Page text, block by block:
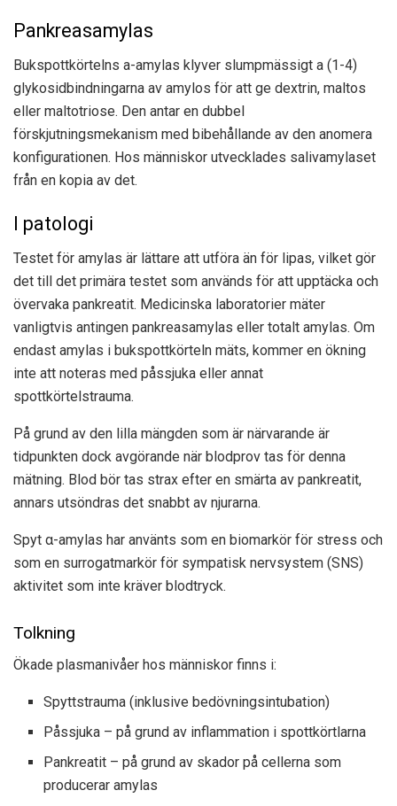
Pankreasamylas
Bukspottkörtelns a-amylas klyver slumpmässigt a (1-4)
glykosidbindningarna av amylos för att ge dextrin, maltos
eller maltotriose. Den antar en dubbel
förskjutningsmekanism med bibehållande av den anomera
konfigurationen. Hos människor utvecklades salivamylaset
från en kopia av det.
I patologi
Testet för amylas är lättare att utföra än för lipas, vilket gör
det till det primära testet som används för att upptäcka och
övervaka pankreatit. Medicinska laboratorier mäter
vanligtvis antingen pankreasamylas eller totalt amylas. Om
endast amylas i bukspottkörteln mäts, kommer en ökning
inte att noteras med påssjuka eller annat
spottkörtelstrauma.
På grund av den lilla mängden som är närvarande är
tidpunkten dock avgörande när blodprov tas för denna
mätning. Blod bör tas strax efter en smärta av pankreatit,
annars utsöndras det snabbt av njurarna.
Spyt α-amylas har använts som en biomarkör för stress och
som en surrogatmarkör för sympatisk nervsystem (SNS)
aktivitet som inte kräver blodtryck.
Tolkning
Ökade plasmanivåer hos människor finns i:
Spyttstrauma (inklusive bedövningsintubation)
Påssjuka – på grund av inflammation i spottkörtlarna
Pankreatit – på grund av skador på cellerna som
producerar amylas